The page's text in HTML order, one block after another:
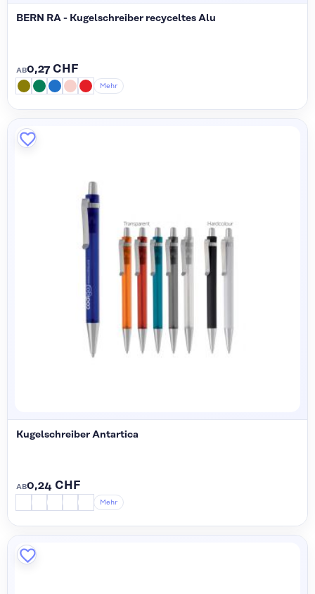
BERN RA - Kugelschreiber recyceltes Alu
Mehr
AB0,27 CHF
Kugelschreiber Antartica
Mehr
AB0,24 CHF